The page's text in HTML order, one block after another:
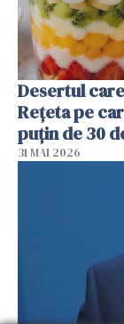
Desertul
Rețeta pe
puțin de 30
31 MAI 2026